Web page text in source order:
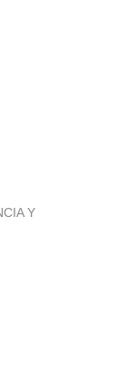
Y